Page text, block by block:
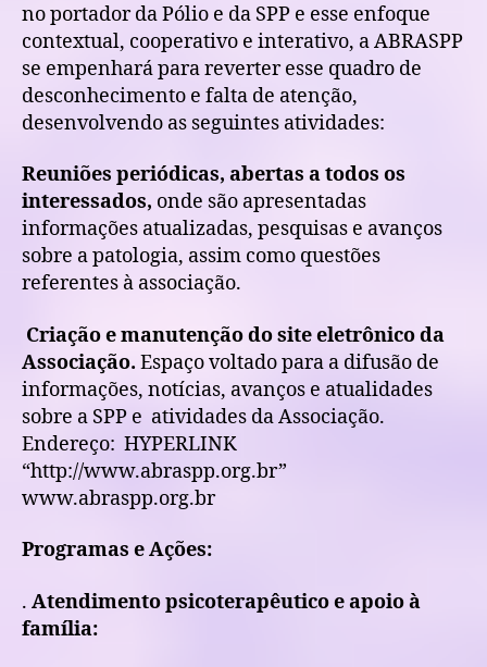
no portador da Pólio e da SPP e esse enfoque
contextual, cooperativo e interativo, a ABRASPP
se empenhará para reverter esse quadro de
desconhecimento e falta de atenção,
desenvolvendo as seguintes atividades:
Reuniões periódicas, abertas a todos os
interessados, onde são apresentadas
informações atualizadas, pesquisas e avanços
sobre a patologia, assim como questões
referentes à associação.
Criação e manutenção do site eletrônico da
Associação. Espaço voltado para a difusão de
informações, notícias, avanços e atualidades
sobre a SPP e atividades da Associação.
Endereço: HYPERLINK
“http://www.abraspp.org.br”
www.abraspp.org.br
Programas e Ações:
. Atendimento psicoterapêutico e apoio à
família: